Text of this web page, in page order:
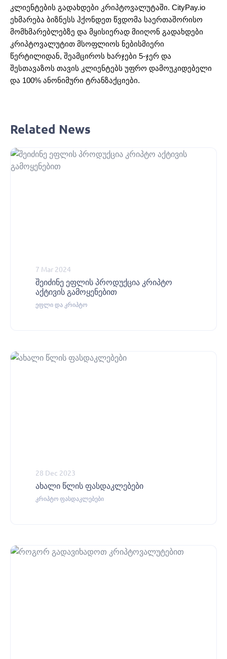
კლიენტების გადახდები კრიპტოვალუტაში. CityPay.io
ეხმარება ბიზნესს ჰქონდეთ წვდომა საერთაშორისო
მომხმარებლებზე და მყისიერად მიიღონ გადახდები
კრიპტოვალუტით მსოფლიოს ნებისმიერი
წერტილიდან, შეამციროს ხარჯები 5-ჯერ და
შესთავაზოს თავის კლიენტებს უფრო დამოუკიდებელი
და 100% ანონიმური ტრანზაქციები.
Related News
შეიძინე ეფლის პროდუქცია კრიპტო
აქტივის გამოყენებით
ეფლი და კრიპტო
7 Mar 2024
ახალი წლის ფასდაკლებები
კრიპტო ფასდაკლებები
28 Dec 2023